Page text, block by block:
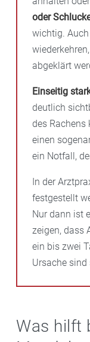
oder
wichtig.
abgeklärt
Einseitig
deutlich
des Rachens
einen
ein Notfall,
In der
festgestellt
Nur dann ist
zeigen, dass
ein bis zwei
Ursache
Was hilft